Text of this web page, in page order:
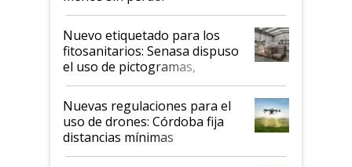
productividad en la campaña
fina
Nuevo etiquetado para los
fitosanitarios: Senasa dispuso
el uso de pictogramas,
palabras de advertencia e
indicaciones
Nuevas regulaciones para el
uso de drones: Córdoba fija
distancias mínimas